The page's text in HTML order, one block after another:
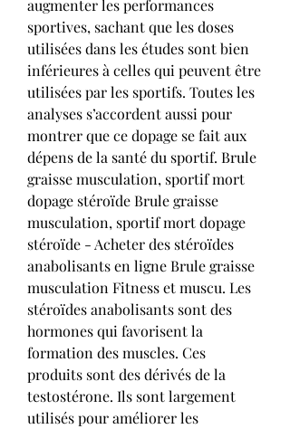
augmenter les performances
sportives, sachant que les doses
utilisées dans les études sont bien
inférieures à celles qui peuvent être
utilisées par les sportifs. Toutes les
analyses s’accordent aussi pour
montrer que ce dopage se fait aux
dépens de la santé du sportif. Brule
graisse musculation, sportif mort
dopage stéroïde Brule graisse
musculation, sportif mort dopage
stéroïde - Acheter des stéroïdes
anabolisants en ligne Brule graisse
musculation Fitness et muscu. Les
stéroïdes anabolisants sont des
hormones qui favorisent la
formation des muscles. Ces
produits sont des dérivés de la
testostérone. Ils sont largement
utilisés pour améliorer les